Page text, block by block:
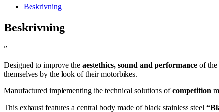
Beskrivning
Beskrivning
”
Designed to improve the aestethics, sound and performance of the
themselves by the look of their motorbikes.
Manufactured implementing the technical solutions ofcompetition
This exhaust features a central body made of black stainless steel